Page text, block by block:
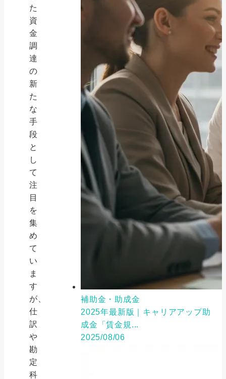
た
資
金
調
達
の
新
た
な
手
段
と
し
て
注
目
を
集
め
て
い
ま
す
が、
仕
訳
や
勘
定
科
補助金・助成金
2025年最新版｜キャリアアップ助
成金「賃金規...
2025/08/06